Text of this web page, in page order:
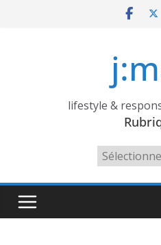
lifestyle &
Rubriques